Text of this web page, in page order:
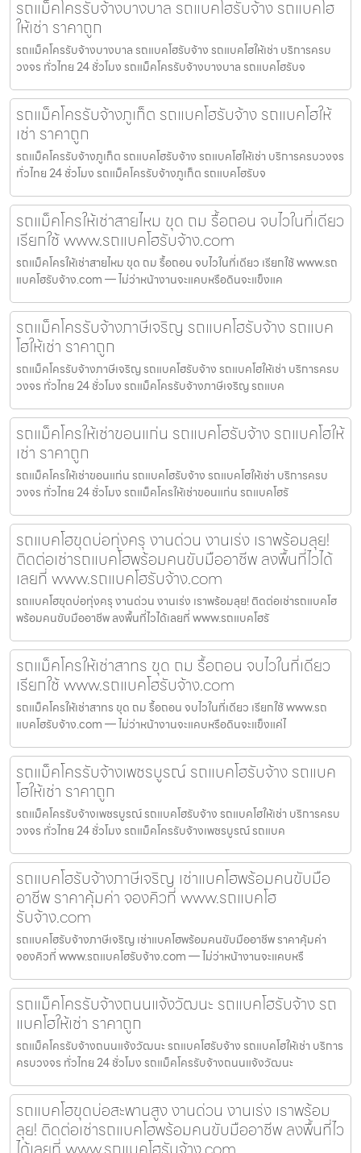
รถแม็คโครรับจ้างบางบาล รถแบคโฮรับจ้าง รถแบคโฮ
ให้เช่า ราคาถูก
รถแม็คโครรับจ้างบางบาล รถแบคโฮรับจ้าง รถแบคโฮให้เช่า บริการครบ
วงจร ทั่วไทย 24 ชั่วโมง รถแม็คโครรับจ้างบางบาล รถแบคโฮรับจ
รถแม็คโครรับจ้างภูเก็ต รถแบคโฮรับจ้าง รถแบคโฮให้
เช่า ราคาถูก
รถแม็คโครรับจ้างภูเก็ต รถแบคโฮรับจ้าง รถแบคโฮให้เช่า บริการครบวงจร
ทั่วไทย 24 ชั่วโมง รถแม็คโครรับจ้างภูเก็ต รถแบคโฮรับจ
รถแม็คโครให้เช่าสายไหม ขุด ถม รื้อถอน จบไวในที่เดียว
เรียกใช้ www.รถแบคโฮรับจ้าง.com
รถแม็คโครให้เช่าสายไหม ขุด ถม รื้อถอน จบไวในที่เดียว เรียกใช้ www.รถ
แบคโฮรับจ้าง.com — ไม่ว่าหน้างานจะแคบหรือดินจะแข็งแค
รถแม็คโครรับจ้างภาษีเจริญ รถแบคโฮรับจ้าง รถแบค
โฮให้เช่า ราคาถูก
รถแม็คโครรับจ้างภาษีเจริญ รถแบคโฮรับจ้าง รถแบคโฮให้เช่า บริการครบ
วงจร ทั่วไทย 24 ชั่วโมง รถแม็คโครรับจ้างภาษีเจริญ รถแบค
รถแม็คโครให้เช่าขอนแก่น รถแบคโฮรับจ้าง รถแบคโฮให้
เช่า ราคาถูก
รถแม็คโครให้เช่าขอนแก่น รถแบคโฮรับจ้าง รถแบคโฮให้เช่า บริการครบ
วงจร ทั่วไทย 24 ชั่วโมง รถแม็คโครให้เช่าขอนแก่น รถแบคโฮรั
รถแบคโฮขุดบ่อทุ่งครุ งานด่วน งานเร่ง เราพร้อมลุย!
ติดต่อเช่ารถแบคโฮพร้อมคนขับมืออาชีพ ลงพื้นที่ไวได้
เลยที่ www.รถแบคโฮรับจ้าง.com
รถแบคโฮขุดบ่อทุ่งครุ งานด่วน งานเร่ง เราพร้อมลุย! ติดต่อเช่ารถแบคโฮ
พร้อมคนขับมืออาชีพ ลงพื้นที่ไวได้เลยที่ www.รถแบคโฮรั
รถแม็คโครให้เช่าสาทร ขุด ถม รื้อถอน จบไวในที่เดียว
เรียกใช้ www.รถแบคโฮรับจ้าง.com
รถแม็คโครให้เช่าสาทร ขุด ถม รื้อถอน จบไวในที่เดียว เรียกใช้ www.รถ
แบคโฮรับจ้าง.com — ไม่ว่าหน้างานจะแคบหรือดินจะแข็งแค่ไ
รถแม็คโครรับจ้างเพชรบูรณ์ รถแบคโฮรับจ้าง รถแบค
โฮให้เช่า ราคาถูก
รถแม็คโครรับจ้างเพชรบูรณ์ รถแบคโฮรับจ้าง รถแบคโฮให้เช่า บริการครบ
วงจร ทั่วไทย 24 ชั่วโมง รถแม็คโครรับจ้างเพชรบูรณ์ รถแบค
รถแบคโฮรับจ้างภาษีเจริญ เช่าแบคโฮพร้อมคนขับมือ
อาชีพ ราคาคุ้มค่า จองคิวที่ www.รถแบคโฮ
รับจ้าง.com
รถแบคโฮรับจ้างภาษีเจริญ เช่าแบคโฮพร้อมคนขับมืออาชีพ ราคาคุ้มค่า
จองคิวที่ www.รถแบคโฮรับจ้าง.com — ไม่ว่าหน้างานจะแคบหรื
รถแม็คโครรับจ้างถนนแจ้งวัฒนะ รถแบคโฮรับจ้าง รถ
แบคโฮให้เช่า ราคาถูก
รถแม็คโครรับจ้างถนนแจ้งวัฒนะ รถแบคโฮรับจ้าง รถแบคโฮให้เช่า บริการ
ครบวงจร ทั่วไทย 24 ชั่วโมง รถแม็คโครรับจ้างถนนแจ้งวัฒนะ
รถแบคโฮขุดบ่อสะพานสูง งานด่วน งานเร่ง เราพร้อม
ลุย! ติดต่อเช่ารถแบคโฮพร้อมคนขับมืออาชีพ ลงพื้นที่ไว